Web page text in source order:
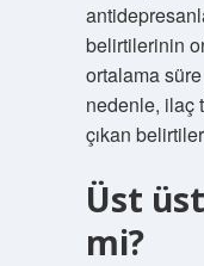
belirtilerinin
ortalama
nedenle, ilaç
çıkan
Üst
mi?